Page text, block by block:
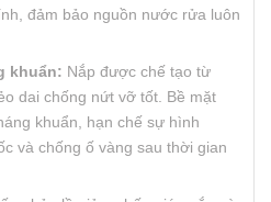
đảm bảo nguồn nước rửa luôn
khuẩn: Nắp được chế tạo từ
dai chống nứt vỡ tốt. Bề mặt
khuẩn, hạn chế sự hình
và chống ố vàng sau thời gian